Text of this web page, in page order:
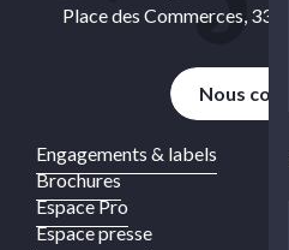
Engagements & labels
Brochures
Espace Pro
Espace presse
Place des Commerces,
Nous